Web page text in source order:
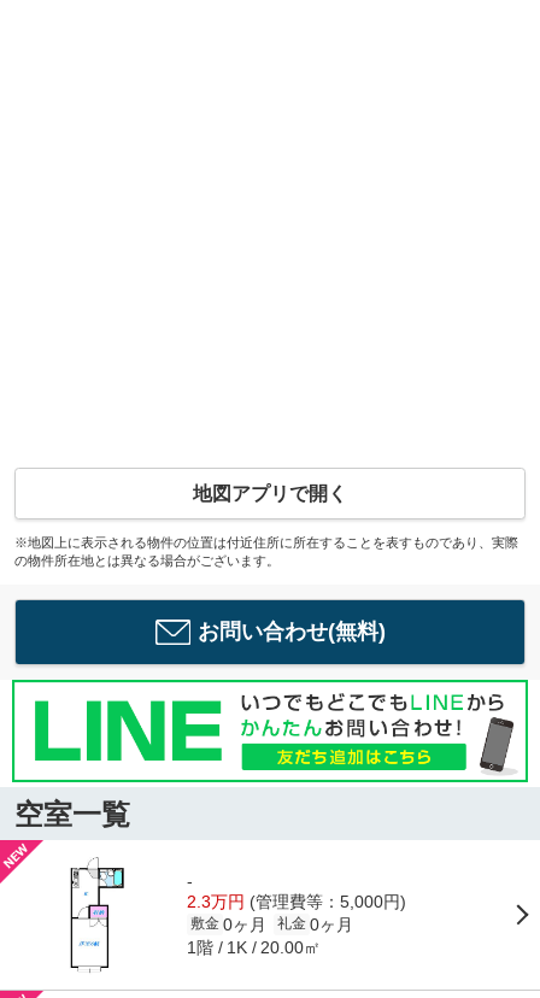
地図アプリで開く
※地図上に表示される物件の位置は付近住所に所在することを表すものであり、実際
の物件所在地とは異なる場合がございます。
お問い合わせ(無料)
空室一覧
-
2.3万円 (管理費等：5,000円)
敷金 0ヶ月 礼金 0ヶ月
1階 1K 20.00㎡